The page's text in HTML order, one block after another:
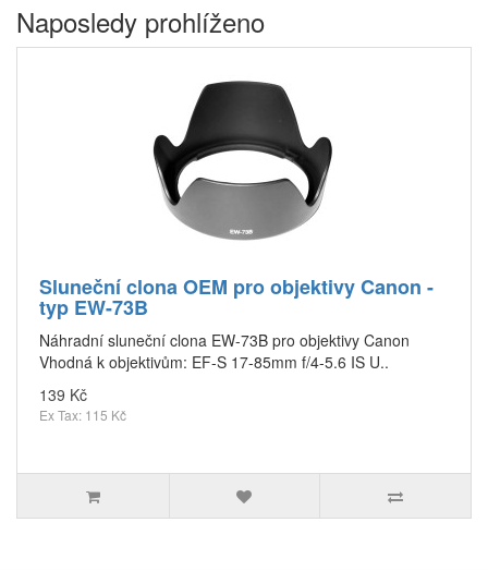
Naposledy prohlíženo
Sluneční clona OEM pro objektivy Canon -
typ EW-73B
Náhradní sluneční clona EW-73B pro objektivy Canon
Vhodná k objektivům: EF-S 17-85mm f/4-5.6 IS U..
139 Kč
Ex Tax: 115 Kč